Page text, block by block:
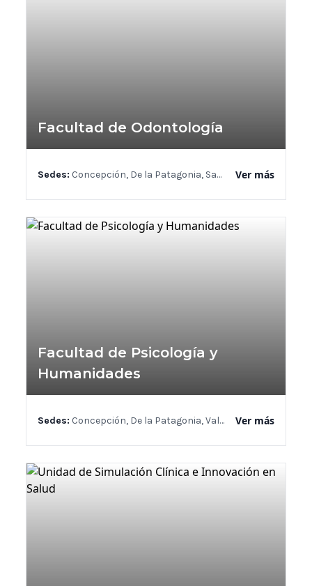
Facultad de Odontología
Sedes: Concepción, De la Patagonia, Santiago Ver más
Facultad de Psicología y
Humanidades
Sedes: Concepción, De la Patagonia, Valdivia Ver más